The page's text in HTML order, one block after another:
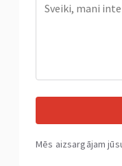
Mēs aizsargājam